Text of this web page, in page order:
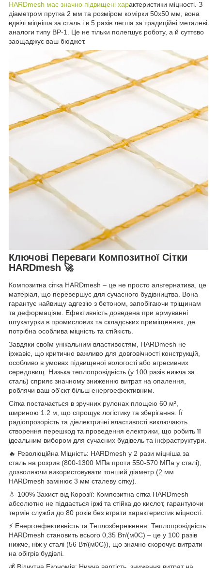
HARDmesh має значно підвищені характеристики міцності. З
діаметром прутка 2 мм та розміром комірки 50х50 мм, вона
вдвічі міцніша за сталь і в 5 разів легша за традиційні металеві
аналоги типу ВР-1. Це не тільки полегшує роботу, а й суттєво
заощаджує ваш бюджет.
Ключові Переваги Композитної Сітки
HARDmesh 🚀
Композитна сітка HARDmesh – це не просто альтернатива, це
матеріал, що перевершує для сучасного будівництва. Вона
гарантує найвищу адгезію з бетоном, запобігаючи тріщинам
та деформаціям. Ефективність доведена при армуванні
штукатурки в промислових та складських приміщеннях, де
потрібна особлива міцність та стійкість.
Завдяки своїм унікальним властивостям, HARDmesh не
іржавіє, що критично важливо для довговічності конструкцій,
особливо в умовах підвищеної вологості або агресивних
середовищ. Низька теплопровідність (у 100 разів нижча за
сталь) сприяє значному зниженню витрат на опалення,
роблячи ваш об'єкт більш енергоефективним.
Сітка постачається в зручних рулонах площею 60 м²,
шириною 1.2 м, що спрощує логістику та зберігання. Її
радіопрозорість та діелектричні властивості виключають
створення перешкод та проведення електрики, що робить її
ідеальним вибором для сучасних будівель та інфраструктури.
🔥 Революційна Міцність: HARDmesh у 2 рази міцніша за
сталь на розрив (800-1300 МПа проти 550-570 МПа у сталі),
дозволяючи використовувати тонший діаметр (2 мм
HARDmesh замінює 3 мм сталеву сітку).
💧 100% Захист від Корозії: Композитна сітка HARDmesh
абсолютно не піддається іржі та стійка до кислот, гарантуючи
термін служби до 80 років без втрати характеристик міцності.
⚡ Енергоефективність та Теплозбереження: Теплопровідність
HARDmesh становить всього 0,35 Вт/(м0С) – це у 100 разів
нижче, ніж у сталі (56 Вт/(м0С)), що значно скорочує витрати
на обігрів будівлі.